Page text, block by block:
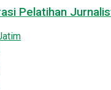
Pelatihan